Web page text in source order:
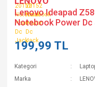
Lenovo Ideapad
Notebook Power Dc
199,99 TL
Kategori
Marka